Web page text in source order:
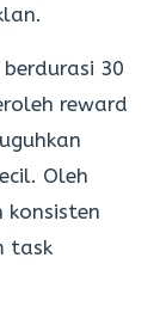
30
reward
Oleh
konsisten
task